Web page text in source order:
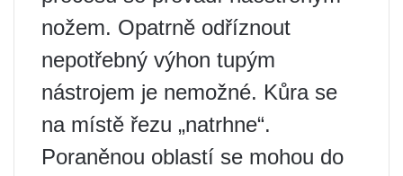
nožem. Opatrně odříznout
nepotřebný výhon tupým
nástrojem je nemožné. Kůra se
na místě řezu „natrhne“.
Poraněnou oblastí se mohou do